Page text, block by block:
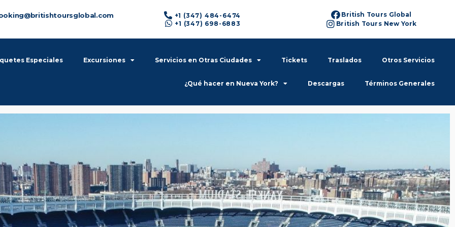
+1 (347) 484-6474
+1 (347) 698-6883
British Tours Global
British Tours New York
Especiales Excursiones Servicios en Otras Ciudades Tickets Traslados Otros Servicios
¿Qué hacer en Nueva York? Descargas Términos Generales